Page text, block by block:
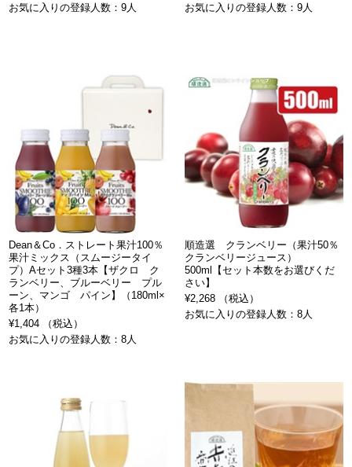
お気に入りの登録人数：9人
お気に入りの登録人数：9人
Dean＆Co．ストレート果汁100％
果汁ミックス（スムージータイ
プ）Aセット3種3本【ザクロ ク
ランベリー、ブルーベリー プル
ーン、マンゴ パイン】（180ml×
各1本）
¥1,404 （税込）
お気に入りの登録人数：8人
順造選 クランベリー（果汁50％
クランベリージュース）
500ml【セット本数をお選びくだ
さい】
¥2,268 （税込）
お気に入りの登録人数：8人